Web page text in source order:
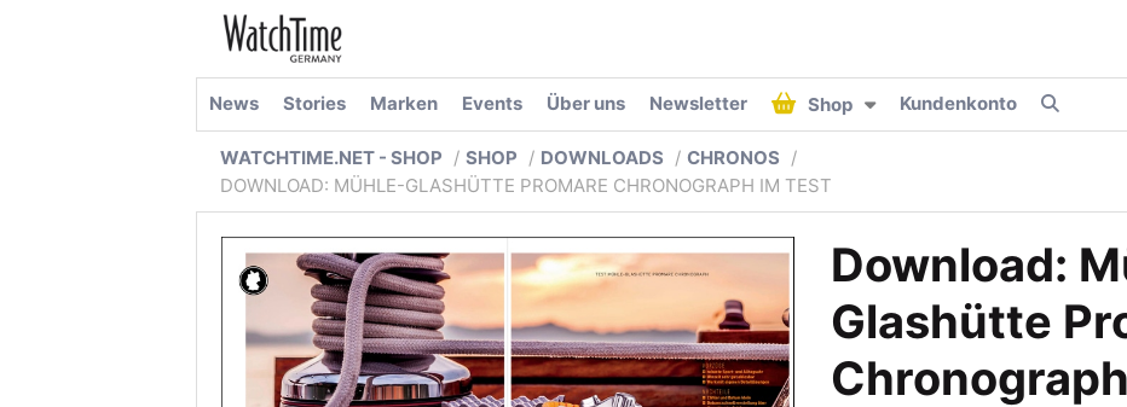
News Stories Marken Events Über uns Newsletter Shop Kundenkonto
WATCHTIME.NET - SHOP SHOP DOWNLOADS
CHRONOS
DOWNLOAD: MÜHLE-GLASHÜTTE PROMARE CHRONOGRAPH IM TEST
Download:
Glashütte